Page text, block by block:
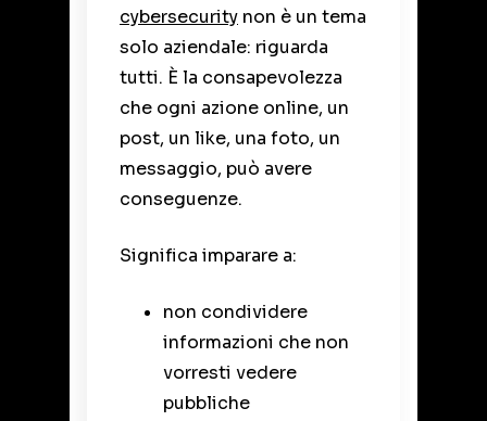
cybersecurity non è un tema
solo aziendale: riguarda
tutti. È la consapevolezza
che ogni azione online, un
post, un like, una foto, un
messaggio, può avere
conseguenze.
Significa imparare a:
non condividere
informazioni che non
vorresti vedere
pubbliche